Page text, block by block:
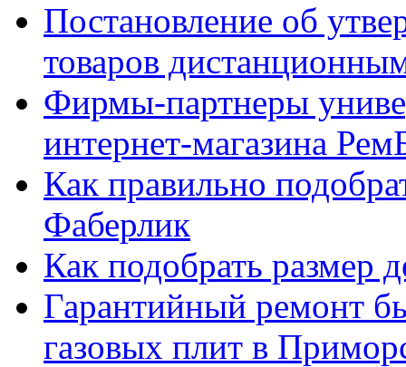
Постановление об
товаров
Фирмы-партнеры
интернет-магазина
Как правильно
Фаберлик
Как подобрать размер
Гарантийный ремонт
газовых плит в